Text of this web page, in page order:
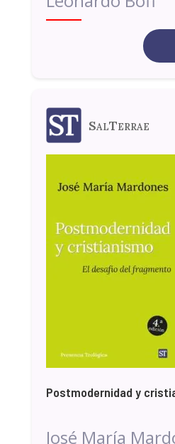
SalTerrae
Postmodernidad y
José María